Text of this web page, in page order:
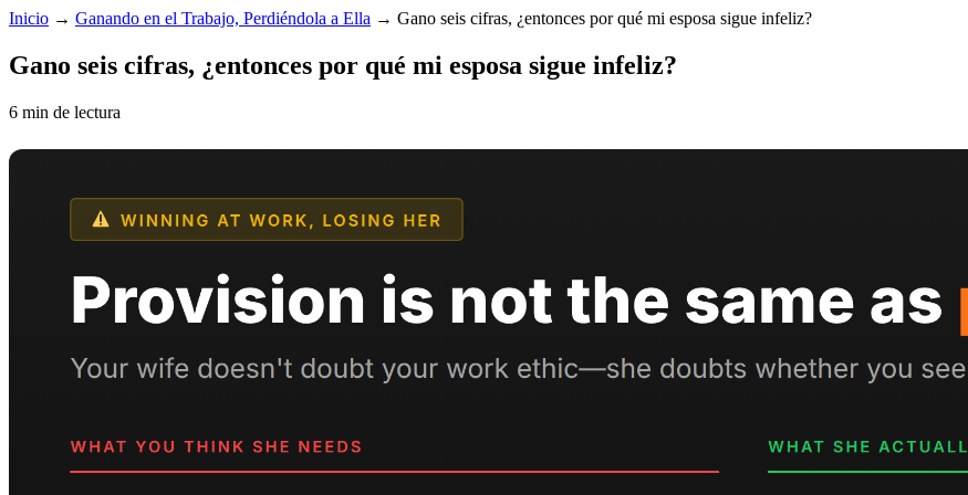
Inicio → Ganando en el Trabajo, Perdiéndola a Ella → Gano seis cifras, ¿entonces por qué mi esposa sigue infeliz?
Gano seis cifras, ¿entonces por qué mi esposa sigue infeliz?
6 min de lectura